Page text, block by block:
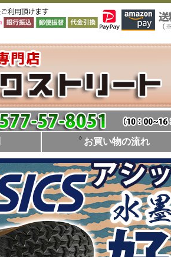
お買い物の流れ